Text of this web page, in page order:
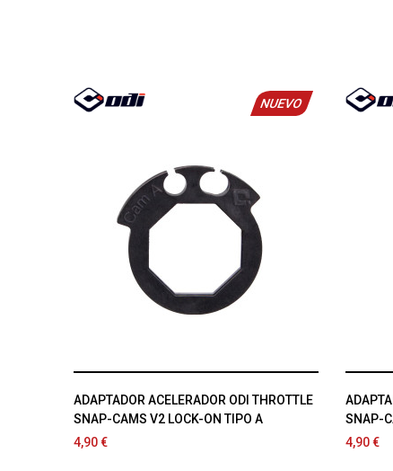
NUEVO
ADAPTADOR ACELERADOR ODI THROTTLE
SNAP-CAMS V2 LOCK-ON TIPO A
4,90 €
SNAP-
4,90 €